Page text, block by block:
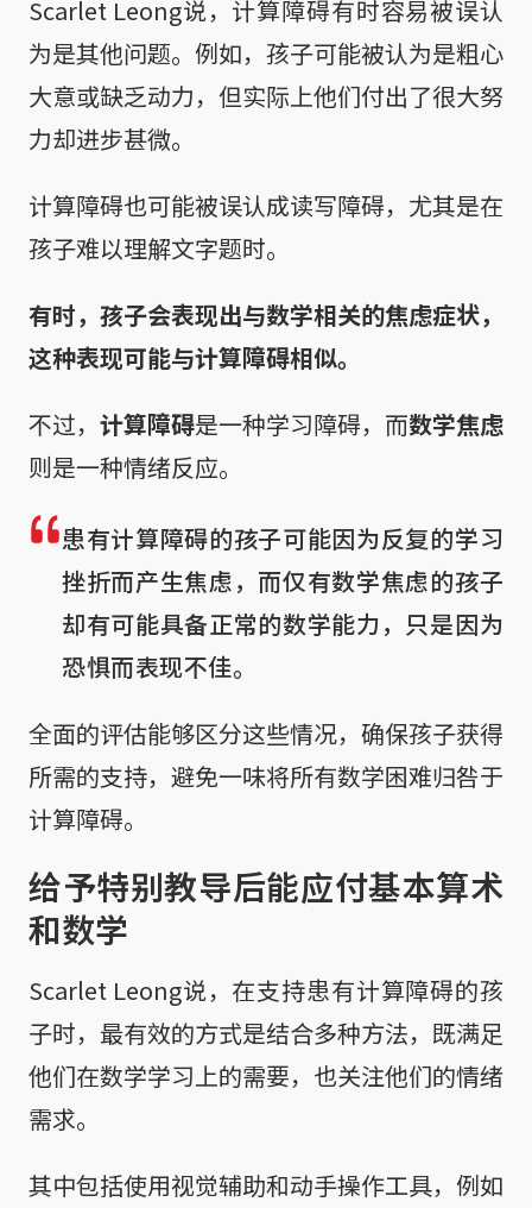
Scarlet Leong说，计算障碍有时容易被误认
为是其他问题。例如，孩子可能被认为是粗心
大意或缺乏动力，但实际上他们付出了很大努
力却进步甚微。
计算障碍也可能被误认成读写障碍，尤其是在
孩子难以理解文字题时。
有时，孩子会表现出与数学相关的焦虑症状，
这种表现可能与计算障碍相似。
不过， 计算障碍是一种学习障碍，而数学焦虑
则是一种情绪反应。
患有计算障碍的孩子可能因为反复的学习
挫折而产生焦虑，而仅有数学焦虑的孩子
却有可能具备正常的数学能力，只是因为
恐惧而表现不佳。
全面的评估能够区分这些情况，确保孩子获得
所需的支持，避免一味将所有数学困难归咎于
计算障碍。
给予特别教导后能应付基本算术
和数学
Scarlet Leong说，在支持患有计算障碍的孩
子时，最有效的方式是结合多种方法，既满足
他们在数学学习上的需要，也关注他们的情绪
需求。
其中包括使用视觉辅助和动手操作工具，例如